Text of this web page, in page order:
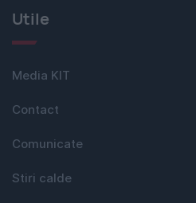
Utile
Media KIT
Contact
Comunicate
Stiri calde